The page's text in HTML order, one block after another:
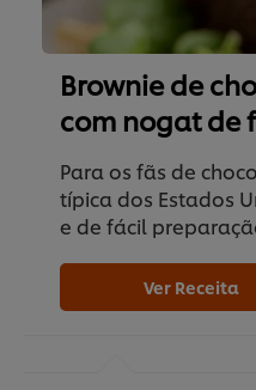
Brownie de
com nogat de
Para os fãs de
típica dos Estados
e de fácil
Ver Receita